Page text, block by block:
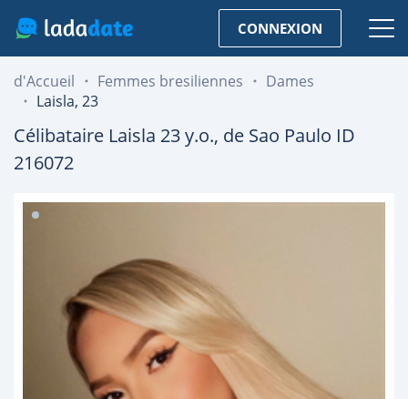
CONNEXION
d'Accueil Femmes bresiliennes
Dames
Laisla, 23
Célibataire Laisla 23y.o., de Sao Paulo ID
216072